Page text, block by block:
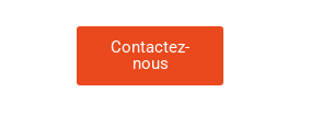
Contactez-
nous